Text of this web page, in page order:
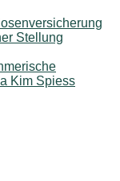
Stellung
Kim Spiess